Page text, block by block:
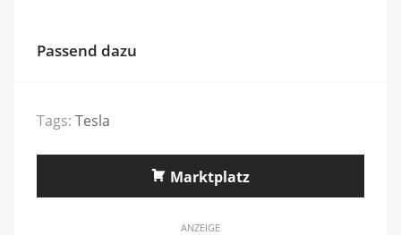
Passend dazu
Tags: Tesla
Marktplatz
ANZEIGE